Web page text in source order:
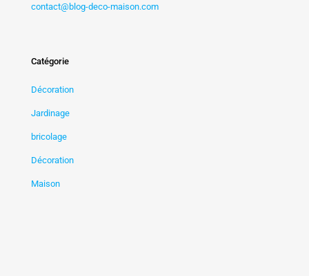
contact@blog-deco-maison.com
Catégorie
Décoration
Jardinage
bricolage
Décoration
Maison